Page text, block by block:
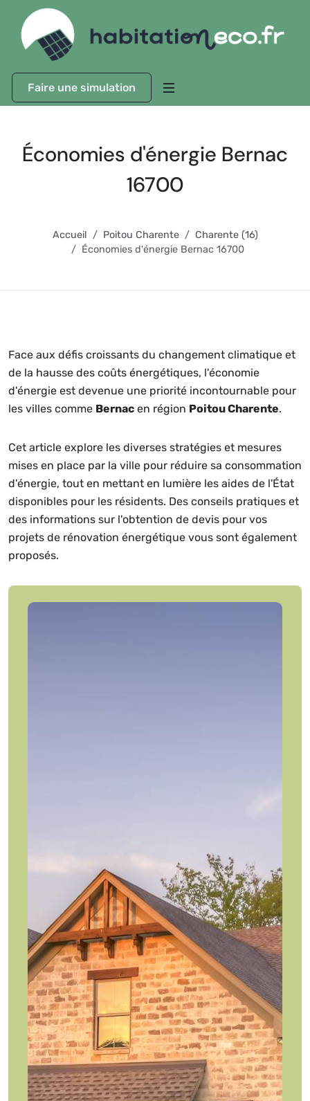
Faire une simulation
Économies d'énergie Bernac
16700
Accueil Poitou Charente
Charente (16)
Économies d'énergie Bernac 16700
Face aux défis croissants du changement climatique et
de la hausse des coûts énergétiques, l'économie
d'énergie est devenue une priorité incontournable pour
les villes comme Bernac en région Poitou Charente.
Cet article explore les diverses stratégies et mesures
mises en place par la ville pour réduire sa consommation
d'énergie, tout en mettant en lumière les aides de l'État
disponibles pour les résidents. Des conseils pratiques et
des informations sur l'obtention de devis pour vos
projets de rénovation énergétique vous sont également
proposés.